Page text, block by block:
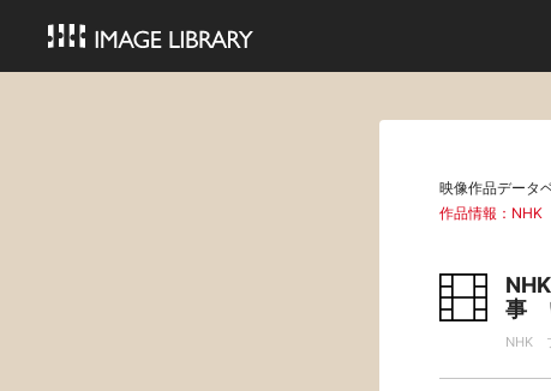
映像作品データ
作品情報：
事
NHK